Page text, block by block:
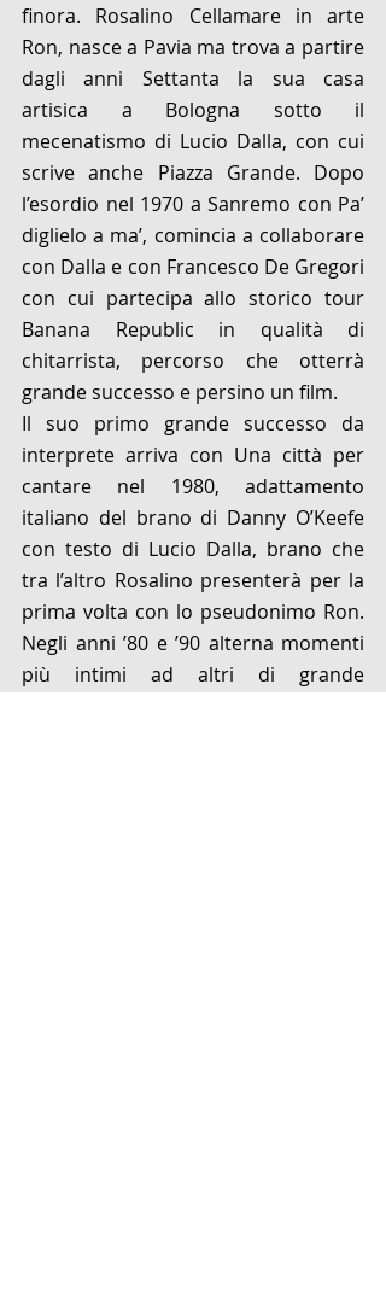
finora. Rosalino Cellamare in arte
Ron, nasce a Pavia ma trova a partire
dagli anni Settanta la sua casa
artisica a Bologna sotto il
mecenatismo di Lucio Dalla, con cui
scrive anche Piazza Grande. Dopo
l’esordio nel 1970 a Sanremo con Pa’
diglielo a ma’, comincia a collaborare
con Dalla e con Francesco De Gregori
con cui partecipa allo storico tour
Banana Republic in qualità di
chitarrista, percorso che otterrà
grande successo e persino un film.
Il suo primo grande successo da
interprete arriva con Una città per
cantare nel 1980, adattamento
italiano del brano di Danny O’Keefe
con testo di Lucio Dalla, brano che
tra l’altro Rosalino presenterà per la
prima volta con lo pseudonimo Ron.
Negli anni ’80 e ’90 alterna momenti
più intimi ad altri di grande